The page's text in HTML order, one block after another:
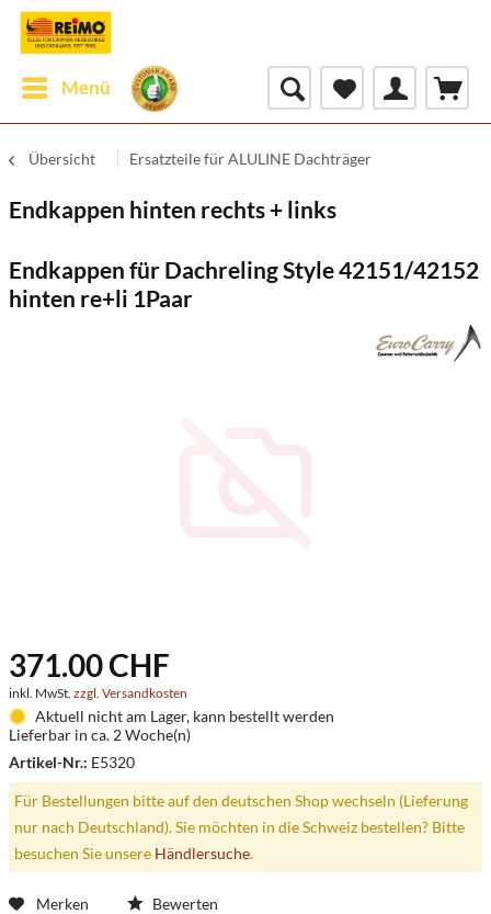
Menü
Übersicht Ersatzteile für ALULINE Dachträger
Endkappen hinten rechts + links
Endkappen für Dachreling Style 42151/42152
hinten re+li 1Paar
371.00 CHF
inkl. MwSt. zzgl. Versandkosten
Aktuell nicht am Lager, kann bestellt werden
Lieferbar in ca. 2 Woche(n)
Artikel-Nr.: E5320
Für Bestellungen bitte auf den deutschen Shop wechseln (Lieferung
nur nach Deutschland). Sie möchten in die Schweiz bestellen? Bitte
besuchen Sie unsere Händlersuche.
Merken Bewerten